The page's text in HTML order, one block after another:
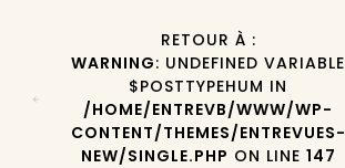
RETOUR À :
WARNING: UNDEFINED VARIABLE
$POSTTYPEHUM IN
/HOME/ENTREVB/WWW/WP-
CONTENT/THEMES/ENTREVUES-
NEW/SINGLE.PHP ON LINE 147